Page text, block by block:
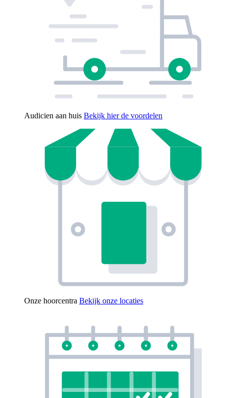
Audicien aan huis Bekijk hier de voordelen
Onze hoorcentra Bekijk onze locaties